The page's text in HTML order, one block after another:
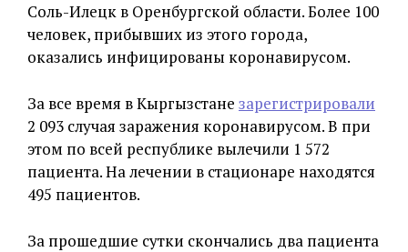
Соль-Илецк в Оренбургской области. Более 100
человек, прибывших из этого города,
оказались инфицированы коронавирусом.
За все время в Кыргызстане зарегистрировали
2 093 случая заражения коронавирусом. В при
этом по всей республике вылечили 1 572
пациента. На лечении в стационаре находятся
495 пациентов.
За прошедшие сутки скончались два пациента